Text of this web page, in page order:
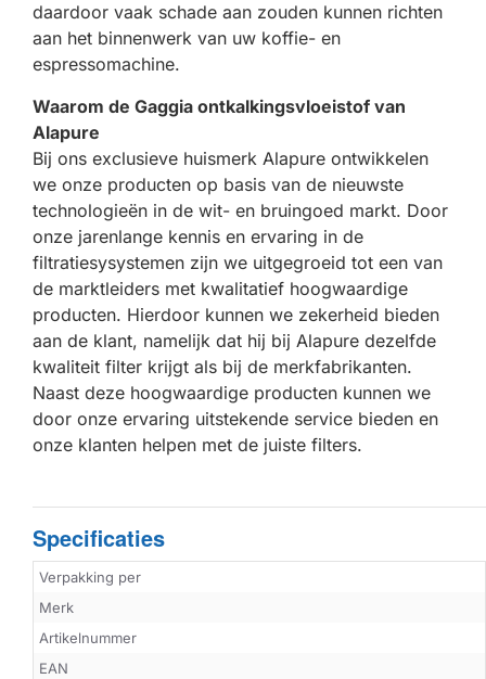
daardoor vaak schade aan zouden kunnen richten
aan het binnenwerk van uw koffie- en
espressomachine.
Waarom de Gaggia ontkalkingsvloeistof van
Alapure
Bij ons exclusieve huismerk Alapure ontwikkelen
we onze producten op basis van de nieuwste
technologieën in de wit- en bruingoed markt. Door
onze jarenlange kennis en ervaring in de
filtratiesysystemen zijn we uitgegroeid tot een van
de marktleiders met kwalitatief hoogwaardige
producten. Hierdoor kunnen we zekerheid bieden
aan de klant, namelijk dat hij bij Alapure dezelfde
kwaliteit filter krijgt als bij de merkfabrikanten.
Naast deze hoogwaardige producten kunnen we
door onze ervaring uitstekende service bieden en
onze klanten helpen met de juiste filters.
Specificaties
Verpakking per
Merk
Artikelnummer
EAN